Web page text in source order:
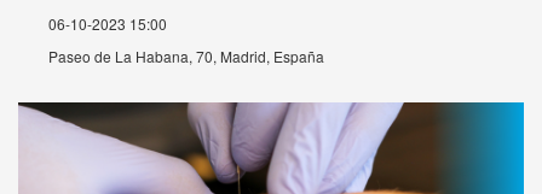
06-10-2023 15:00
Paseo de La Habana, 70, Madrid, España